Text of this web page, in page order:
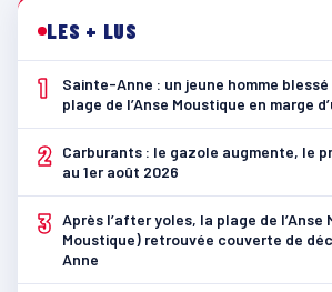
LES + LUS
1
Sainte-Anne : un jeune homme
plage de l’Anse Moustique en marge
2
Carburants : le gazole augmente, le
au 1er août 2026
3 Après l’after yoles, la plage de l’Anse
Moustique) retrouvée couverte de
Anne